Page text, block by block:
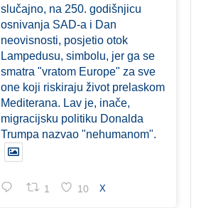
slučajno, na 250. godišnjicu
osnivanja SAD-a i Dan
neovisnosti, posjetio otok
Lampedusu, simbolu, jer ga se
smatra "vratom Europe" za sve
one koji riskiraju život prelaskom
Mediterana. Lav je, inače,
migracijsku politiku Donalda
Trumpa nazvao "nehumanom".
1 10 X